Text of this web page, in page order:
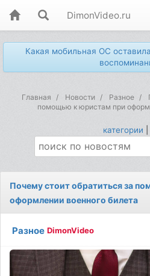
DimonVideo.ru
Какая мобильная ОС
Главная Новости Разное
помощью к юристам при
категории
Почему стоит обратиться за
оформлении военного билета
Разное DimonVideo